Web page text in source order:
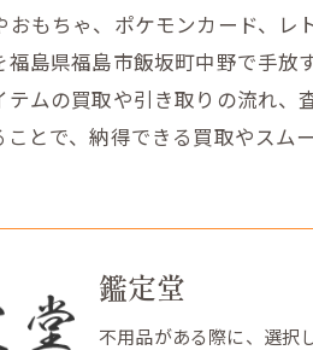
おもちゃ、ポケモンカード、
福島県福島市飯坂町中野で手
テムの買取や引き取りの流れ
ことで、納得できる買取やスム
鑑定堂
不用品がある際に、選択